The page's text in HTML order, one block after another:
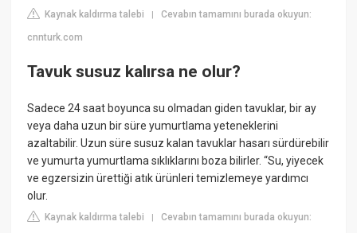
Kaynak kaldırma talebi |Cevabın tamamını burada okuyun:
cnnturk.com
Tavuk susuz kalırsa ne olur?
Sadece 24 saat boyunca su olmadan giden tavuklar, bir ay
veya daha uzun bir süre yumurtlama yeteneklerini
azaltabilir. Uzun süre susuz kalan tavuklar hasarı sürdürebilir
ve yumurta yumurtlama sıklıklarını boza bilirler. “Su, yiyecek
ve egzersizin ürettiği atık ürünleri temizlemeye yardımcı
olur.
Kaynak kaldırma talebi |Cevabın tamamını burada okuyun: